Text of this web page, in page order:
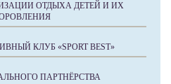
ОТДЫХА ДЕТЕЙ И ИХ
КЛУБ «SPORT BEST»
ПАРТНЁРСТВА